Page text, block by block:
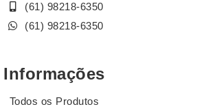
(61) 98218-6350
(61) 98218-6350
Informações
Todos os Produtos